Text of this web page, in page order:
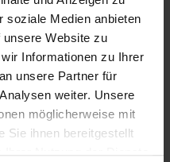
soziale Medien anbieten
Website zu
Informationen zu Ihrer
unsere Partner für
weiter. Unsere
möglicherweise mit
Sie ihnen bereitgestellt
Ihrer Nutzung der Dienste
Raum der Begegnung in